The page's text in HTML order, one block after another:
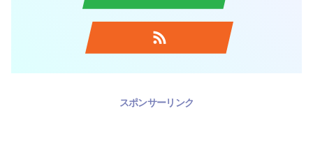
スポンサーリンク